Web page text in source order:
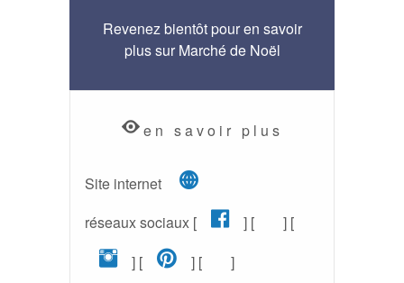
Revenez bientôt pour en savoir
plus sur Marché de Noël
en savoir plus
Site internet
réseaux sociaux [ Facebook
] [ Etsy
] [
Instagram (nouvelle
] [ Pinterest (nouvelle
] [ Google+
]